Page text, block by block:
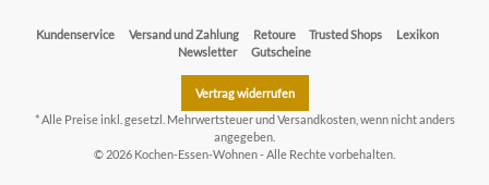
Kundenservice Versand und Zahlung Retoure Trusted Shops
Lexikon
Newsletter
Gutscheine
Vertrag widerrufen
* Alle Preise inkl. gesetzl. Mehrwertsteuer undVersandkosten, wenn nicht anders
angegeben.
© 2026 Kochen-Essen-Wohnen - Alle Rechte vorbehalten.